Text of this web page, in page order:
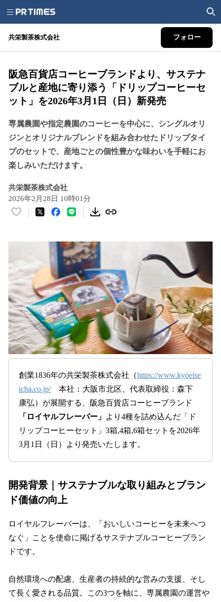
共栄製茶株式会社 フォロー
阪急百貨店コーヒーブランドより、サステナ
ブルと産地に寄り添う「ドリップコーヒーセ
ット」を2026年3月1日（日）新発売
専属農園や指定農園のコーヒーを中心に、シングルオリ
ジンとオリジナルブレンドを組み合わせたドリップタイ
プのセットで、産地ごとの個性豊かな味わいを手軽にお
楽しみいただけます。
共栄製茶株式会社
2026年2月28日 10時01分
い
を
読
み
込
み
中
で
す
創業1836年の共栄製茶株式会社（https://www.kyoeise
icha.co.jp/本社：大阪市北区、代表取締役：森下
康弘）が展開する、阪急百貨店コーヒーブランド
「ロイヤルフレーバー」 より4種を詰め込んだ「ド
リップコーヒーセット」3箱,4箱,6箱セットを2026年
3月1日（日）より発売いたします。
開発背景｜サステナブルな取り組みとブラン
ド価値の向上
ロイヤルフレーバーは、「おいしいコーヒーを未来へつ
なぐ」ことを使命に掲げるサステナブルコーヒーブラン
ドです。
自然環境への配慮、生産者の持続的な営みの支援、そし
て長く愛される品質。この3つを軸に、専属農園の運営や